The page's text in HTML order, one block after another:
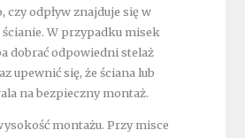
czy odpływ znajduje się w
ścianie. W przypadku misek
dobrać odpowiedni stelaż
upewnić się, że ściana lub
na bezpieczny montaż.
montażu. Przy misce